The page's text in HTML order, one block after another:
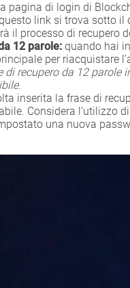
pagina di login di
link si trova sotto il
il processo di recupero
12 parole: quando hai
per riacquistare
di recupero da 12
inserita la frase di
Considera l’utilizzo
una nuova